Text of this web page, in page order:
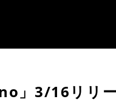
」3/16リリ